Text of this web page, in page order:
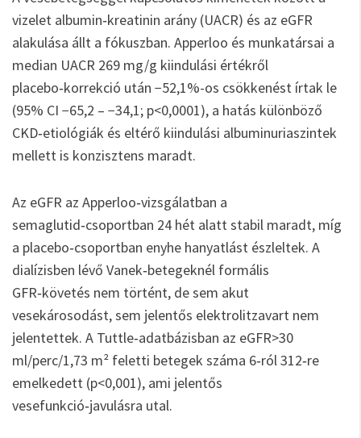
vizelet albumin‑kreatinin arány (UACR) és az eGFR
alakulása állt a fókuszban. Apperloo és munkatársai a
median UACR 269 mg/g kiindulási értékről
placebo‑korrekció után −52,1%-os csökkenést írtak le
(95% CI −65,2 – −34,1; p<0,0001), a hatás különböző
CKD‑etiológiák és eltérő kiindulási albuminuriaszintek
mellett is konzisztens maradt.
Az eGFR az Apperloo‑vizsgálatban a
semaglutid‑csoportban 24 hét alatt stabil maradt, míg
a placebo‑csoportban enyhe hanyatlást észleltek. A
dialízisben lévő Vanek‑betegeknél formális
GFR‑követés nem történt, de sem akut
vesekárosodást, sem jelentős elektrolitzavart nem
jelentettek. A Tuttle‑adatbázisban az eGFR>30
ml/perc/1,73 m² feletti betegek száma 6‑ról 312‑re
emelkedett (p<0,001), ami jelentős
vesefunkció‑javulásra utal.